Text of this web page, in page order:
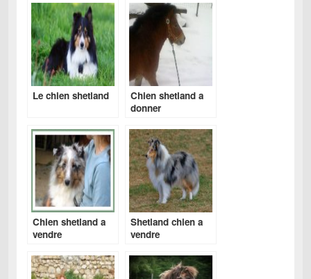
Le chien shetland
Chien shetland a
donner
Chien shetland a
vendre
Shetland chien a
vendre